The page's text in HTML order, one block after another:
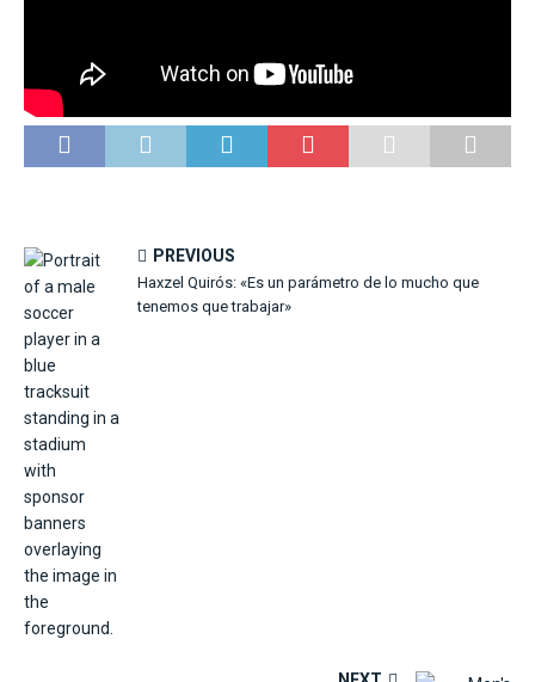
PREVIOUS
Haxzel Quirós: «Es un parámetro de lo mucho que
tenemos que trabajar»